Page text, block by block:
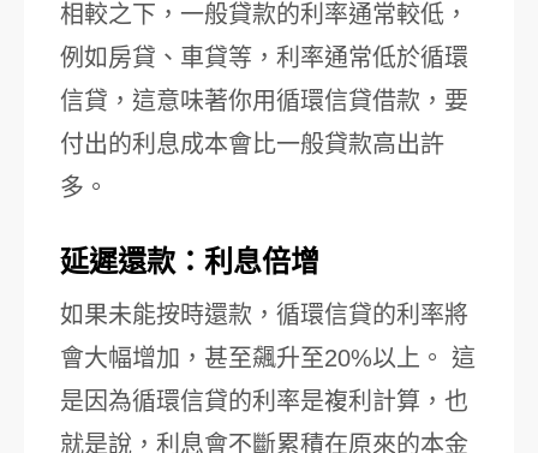
相較之下，一般貸款的利率通常較低，
例如房貸、車貸等，利率通常低於循環
信貸，這意味著你用循環信貸借款，要
付出的利息成本會比一般貸款高出許
多。
延遲還款：利息倍增
如果未能按時還款，循環信貸的利率將
會大幅增加，甚至飆升至20%以上。 這
是因為循環信貸的利率是複利計算，也
就是說，利息會不斷累積在原來的本金